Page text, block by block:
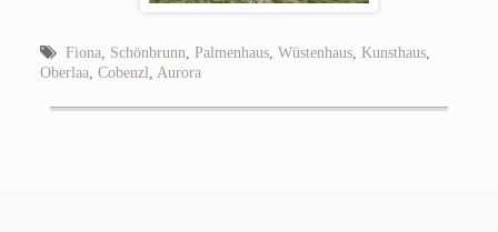
Fiona, Schönbrunn, Palmenhaus, Wüstenhaus, Kunsthaus,
Oberlaa, Cobenzl, Aurora